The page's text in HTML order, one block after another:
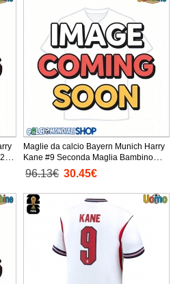
Maglie da calcio Bayern Munich Harry
Kane #9 Seconda Maglia Bambino
2026-27 Manica Corta + Pantaloni
corti)
96.13€ 30.45€